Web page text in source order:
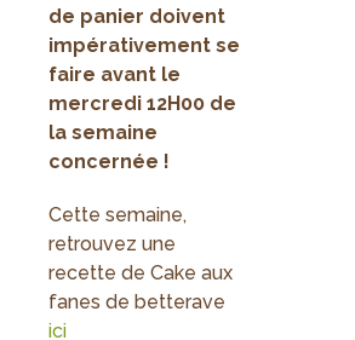
de panier doivent
impérativement se
faire avant le
mercredi 12H00 de
la semaine
concernée !
Cette semaine,
retrouvez une
recette de Cake aux
fanes de betterave
ici